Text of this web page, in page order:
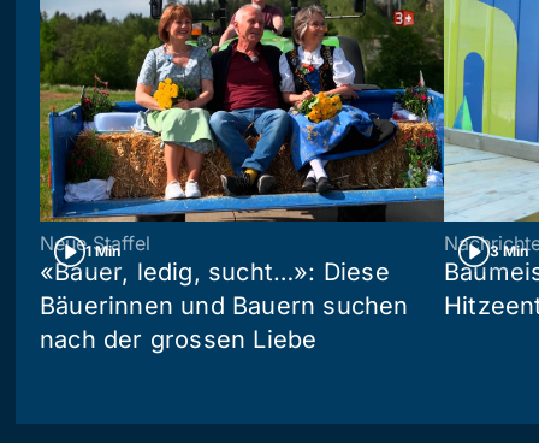
1 Min
Neue Staffel
«Bauer, ledig, sucht…»: Diese
Bäuerinnen und Bauern suchen
nach der grossen Liebe
3 Min